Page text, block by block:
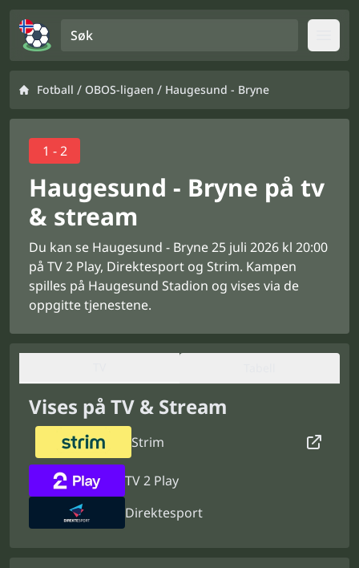
Fotball / OBOS-ligaen / Haugesund - Bryne
1 - 2
Haugesund - Bryne på tv
& stream
Du kan se Haugesund - Bryne 25 juli 2026 kl 20:00
på TV 2 Play, Direktesport og Strim. Kampen
spilles på Haugesund Stadion og vises via de
oppgitte tjenestene.
Vises på TV & Stream
Strim
TV 2 Play
Direktesport